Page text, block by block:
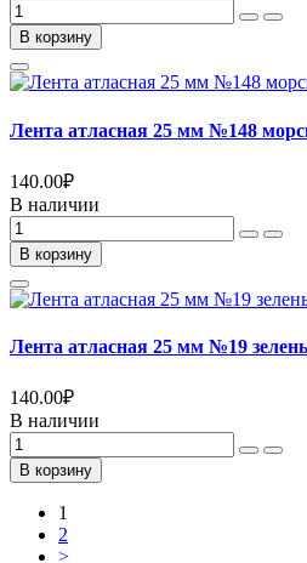
В корзину
Лента атласная 25 мм №148
140.00₽
В наличии
В корзину
Лента атласная 25 мм №19
140.00₽
В наличии
В корзину
1
2
>